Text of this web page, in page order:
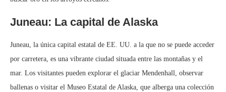
Juneau: La capital de Alaska
Juneau, la única capital estatal de EE. UU. a la que no se puede acceder
por carretera, es una vibrante ciudad situada entre las montañas y el
mar. Los visitantes pueden explorar el glaciar Mendenhall, observar
ballenas o visitar el Museo Estatal de Alaska, que alberga una colección